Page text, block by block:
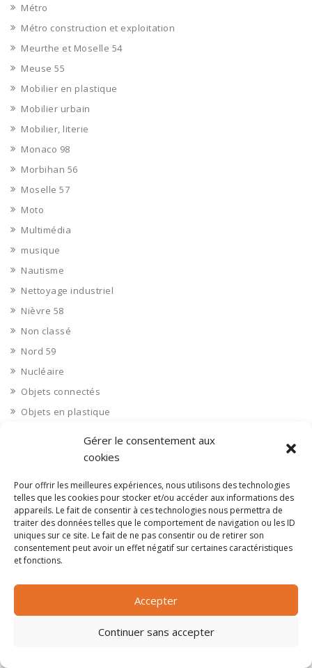
Gérer le consentement aux
cookies
Pour offrir les meilleures expériences, nous utilisons des technologies
telles que les cookies pour stocker et/ou accéder aux informations des
appareils. Le fait de consentir à ces technologies nous permettra de
traiter des données telles que le comportement de navigation ou les ID
uniques sur ce site. Le fait de ne pas consentir ou de retirer son
consentement peut avoir un effet négatif sur certaines caractéristiques
et fonctions.
Accepter
Continuer sans accepter
Métro
Métro construction et exploitation
Meurthe et Moselle 54
Meuse 55
Mobilier en plastique
Mobilier urbain
Mobilier, literie
Monaco 98
Morbihan 56
Moselle 57
Moto
Multimédia
musique
Nautisme
Nettoyage industriel
Nièvre 58
Non classé
Nord 59
Nucléaire
Objets connectés
Objets en plastique
Opérateur télécom
Optique
Ordinateurs
Orne 61
Ouvrages d’art
Pas de Calais 62